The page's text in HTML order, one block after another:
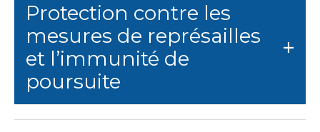
Protection contre les
mesures de représailles
et l’immunité de
poursuite